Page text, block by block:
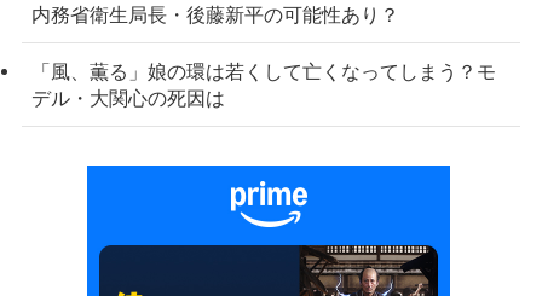
内務省衛生局長・後藤新平の可能性あり？
「風、薫る」娘の環は若くして亡くなってしまう？モ
デル・大関心の死因は